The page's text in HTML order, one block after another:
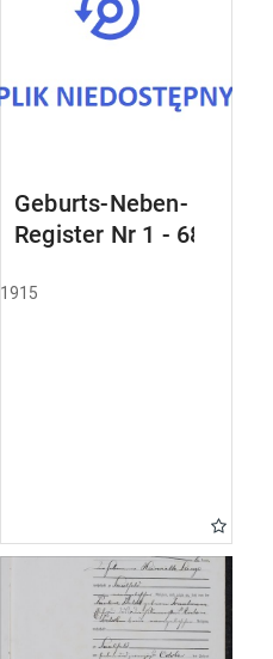
Geburts-Neben-
Register Nr 1 - 68
1915